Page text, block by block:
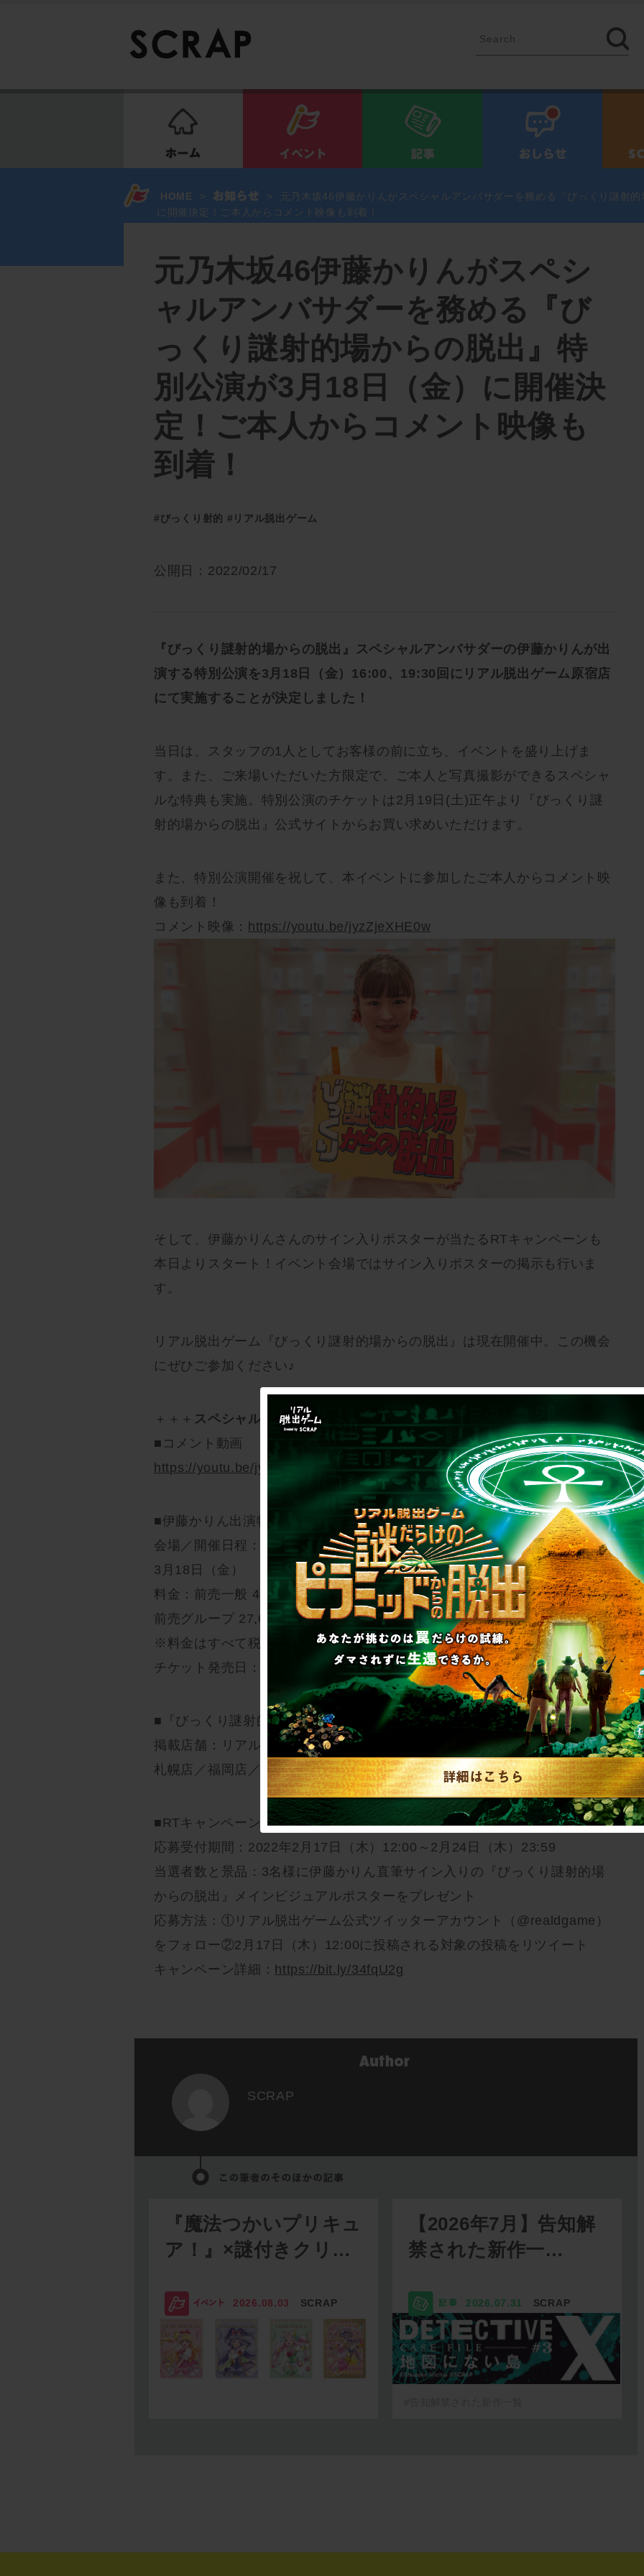
HOME > >
元乃木坂46伊藤かりんがスペシャルアンバサダーを務める『びっくり謎射
に開催決定！ご本人からコメント映像も到着！
元乃木坂46伊藤かりんがスペシ
ャルアンバサダーを務める『び
っくり謎射的場からの脱出』特
別公演が3月18日（金）に開催決
定！ご本人からコメント映像も
到着！
#びっくり射的 #リアル脱出ゲーム
公開日：2022/02/17
『びっくり謎射的場からの脱出』スペシャルアンバサダーの伊藤かりんが出
演する特別公演を3月18日（金）16:00、19:30回にリアル脱出ゲーム原宿店
にて実施することが決定しました！
当日は、スタッフの1人としてお客様の前に立ち、イベントを盛り上げま
す。また、ご来場いただいた方限定で、ご本人と写真撮影ができるスペシャ
ルな特典も実施。特別公演のチケットは2月19日(土)正午より『びっくり謎
射的場からの脱出』公式サイトからお買い求めいただけます。
また、特別公演開催を祝して、本イベントに参加したご本人からコメント映
像も到着！
コメント映像： https://youtu.be/jyzZjeXHE0w
そして、伊藤かりんさんのサイン入りポスターが当たるRTキャンペーンも
本日よりスタート！イベント会場ではサイン入りポスターの掲示も行いま
す。
リアル脱出ゲーム『びっくり謎射的場からの脱出』は現在開催中。この機会
にぜひご参加ください♪
＋＋＋ スペシャルアンバサダー概要
＋＋＋
■コメント動画
https://youtu.be/jyzZjeXHE0w
■伊藤かりん出演特別公演 びっくり謎射的場からの脱出
会場／開催日程：リアル脱出ゲーム原宿店
3月18日（金） 16:00（15:30 開場）、19:30（19:00 開場）
料金：前売一般 4,700円 当日一般 5,000円
前売グループ 27,600円 当日グループ 29,400円
※料金はすべて税込となります。
チケット発売日：2月19日(土)正午～
■『びっくり謎射的場からの脱出』開催会場にサイン入りポスター掲示
掲載店舗：リアル脱出ゲーム原宿店／名古屋店／岡山店／横浜店／仙台店／
札幌店／福岡店／大阪心斎橋店
■RTキャンペーン概要
応募受付期間：2022年2月17日（木）12:00～2月24日（木）23:59
当選者数と景品：3名様に伊藤かりん直筆サイン入りの『びっくり謎射的場
からの脱出』メインビジュアルポスターをプレゼント
応募方法：①リアル脱出ゲーム公式ツイッターアカウント（@realdgame）
をフォロー②2月17日（木）12:00に投稿される対象の投稿をリツイート
キャンペーン詳細： https://bit.ly/34fqU2g
SCRAP
『魔法つかいプリキュ
ア！』×謎付きクリ…
2026.08.03 SCRAP
【2026年7月】告知解
禁された新作一…
2026.07.31 SCRAP